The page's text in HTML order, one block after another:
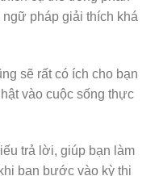
pháp giải thích khá
sẽ rất có ích cho bạn
vào cuộc sống thực
trả lời, giúp bạn làm
bạn bước vào kỳ thi